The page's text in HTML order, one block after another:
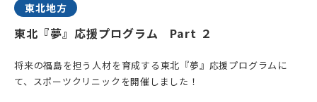
東北地方
東北『夢』応援プログラム Part ２
将来の福島を担う人材を育成する東北『夢』応援プログラムに
て、スポーツクリニックを開催しました！